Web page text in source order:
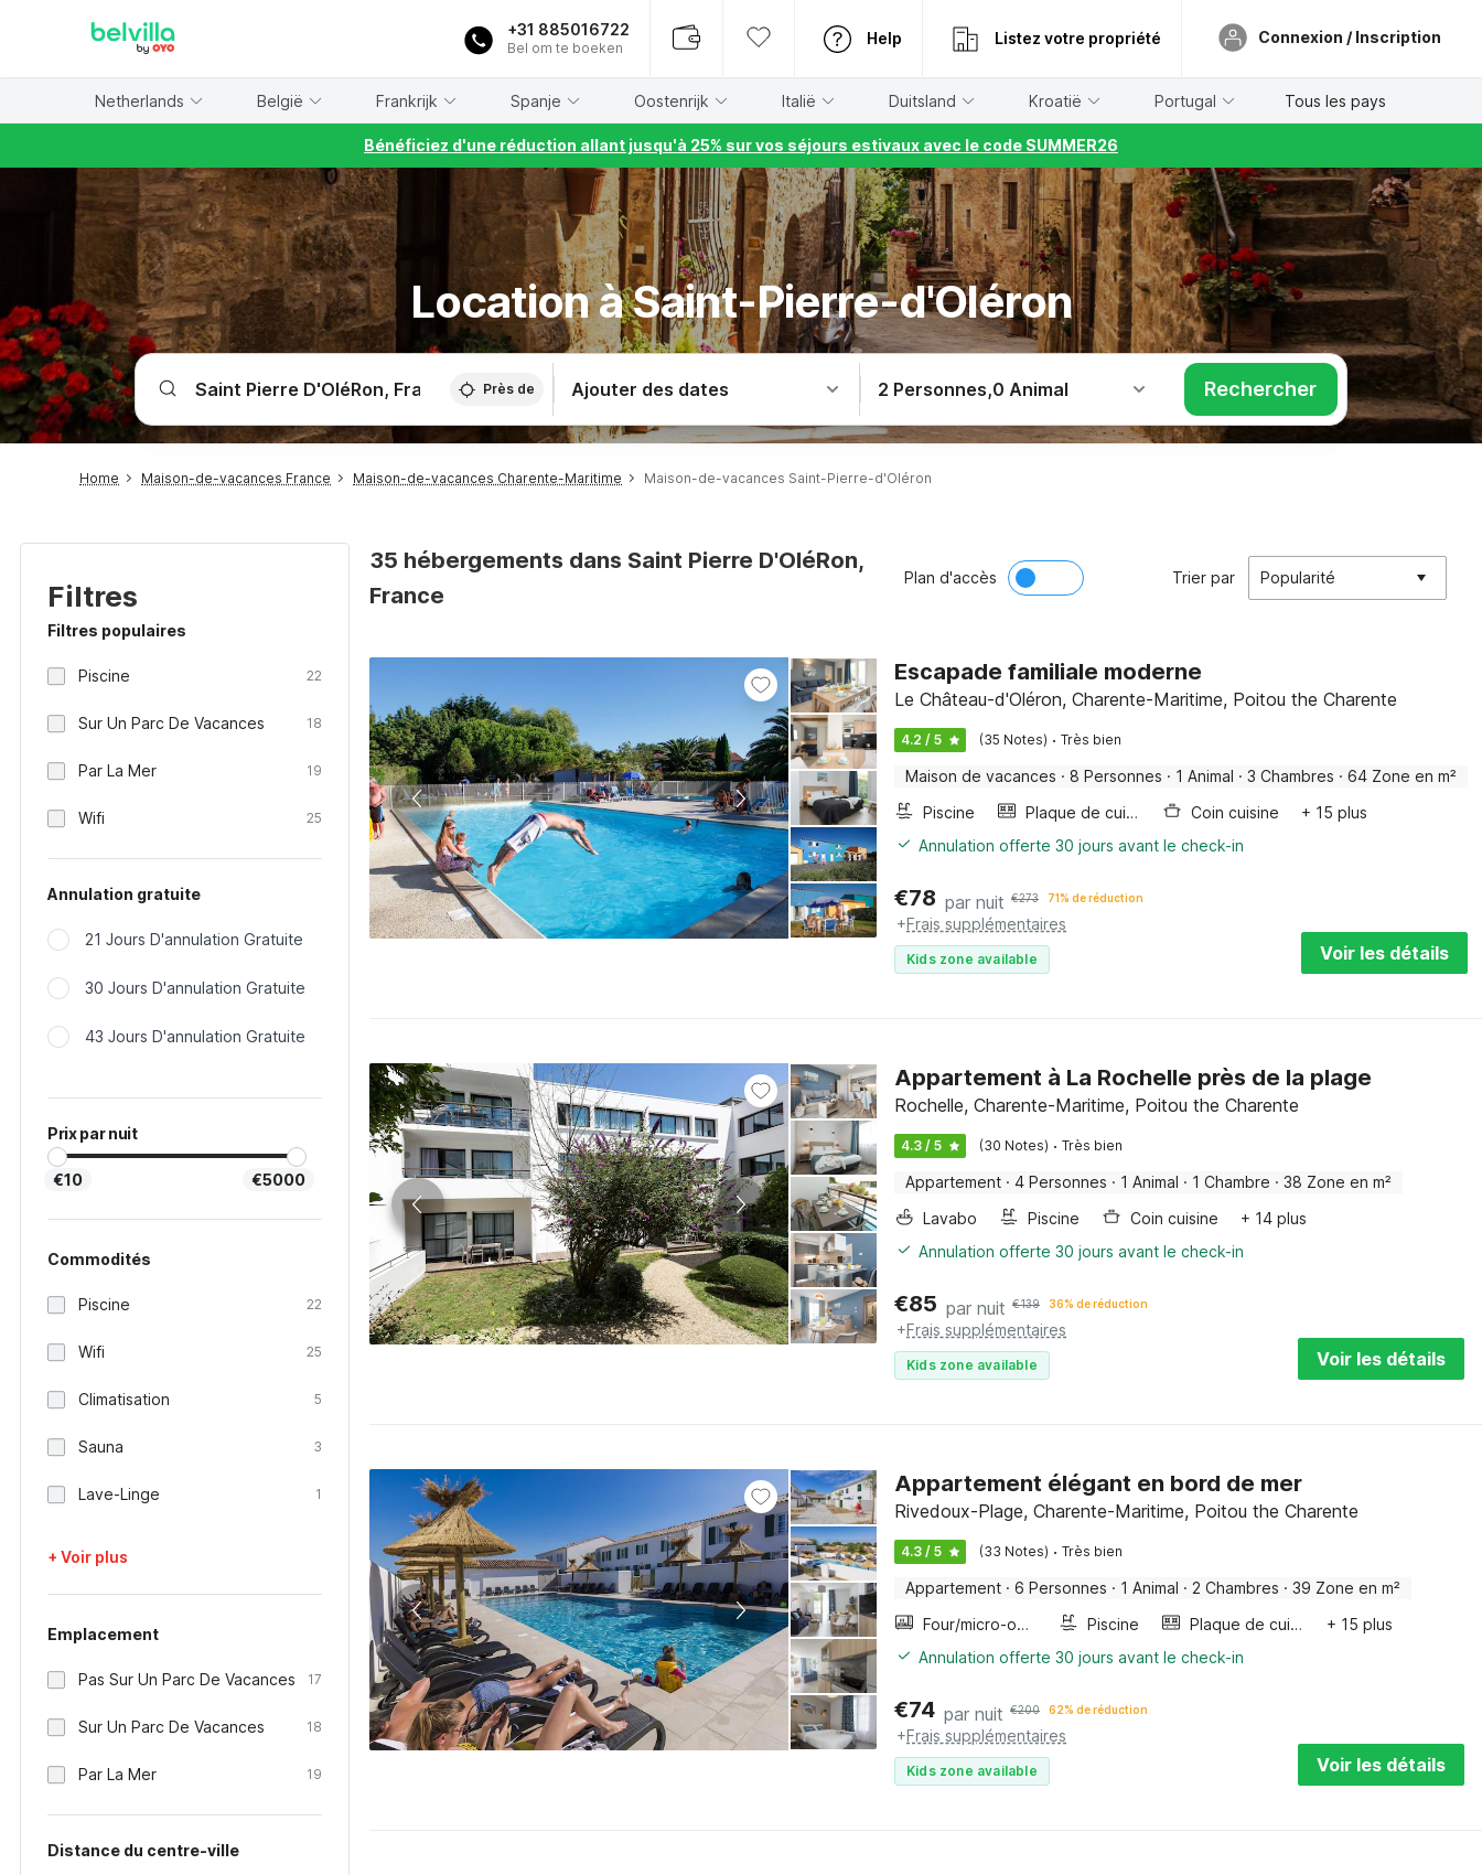
+31 885016722
Bel om te boeken
Help Listez votre propriété Connexion / Inscription
Netherlands België Frankrijk Spanje Oostenrijk Italië Duitsland Kroatië Portugal Tous les pays
Bénéficiez d'une réduction allant jusqu'à 25% sur vos séjours estivaux avec le code SUMMER26
Location à Saint-Pierre-d'Oléron
Près de Ajouter des dates 2 Personnes,0 Animal Rechercher
Home Maison-de-vacances France Maison-de-vacances Charente-Maritime Maison-de-vacances Saint-Pierre-d'Oléron
Filtres
Filtres populaires
Piscine 22
Sur Un Parc De Vacances 18
Par La Mer 19
Wifi 25
Annulation gratuite
21 Jours D'annulation Gratuite
30 Jours D'annulation Gratuite
43 Jours D'annulation Gratuite
Prix par nuit
€10 €5000
Commodités
Piscine 22
Wifi 25
Climatisation 5
Sauna 3
Lave-Linge 1
+ Voir plus
Emplacement
Pas Sur Un Parc De Vacances 17
Sur Un Parc De Vacances 18
Par La Mer 19
Distance du centre-ville
35 hébergements dans Saint Pierre D'OléRon,
France
Plan d'accès Trier par Popularité
Escapade familiale moderne
Le Château-d'Oléron, Charente-Maritime, Poitou the Charente
4.2 / 5 (35 Notes) · Très bien
Maison de vacances · 8 Personnes · 1 Animal · 3 Chambres · 64 Zone en m²
Piscine
Plaque de cuisson Coin cuisine
+ 15 plus
Annulation offerte 30 jours avant le check-in
€78 par nuit €273 71% de réduction
+Frais supplémentaires
Kids zone available Voir les détails
Appartement à La Rochelle près de la plage
Rochelle, Charente-Maritime, Poitou the Charente
4.3 / 5 (30 Notes) · Très bien
Appartement · 4 Personnes · 1 Animal · 1 Chambre · 38 Zone en m²
Lavabo
Piscine Coin cuisine
+ 14 plus
Annulation offerte 30 jours avant le check-in
€85 par nuit €139 36% de réduction
+Frais supplémentaires
Kids zone available Voir les détails
Appartement élégant en bord de mer
Rivedoux-Plage, Charente-Maritime, Poitou the Charente
4.3 / 5 (33 Notes) · Très bien
Appartement · 6 Personnes · 1 Animal · 2 Chambres · 39 Zone en m²
Four/micro-onde combinés
Piscine Plaque de cuisson
+ 15 plus
Annulation offerte 30 jours avant le check-in
€74 par nuit €200 62% de réduction
+Frais supplémentaires
Kids zone available Voir les détails